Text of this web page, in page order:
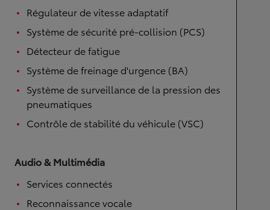
Régulateur de vitesse adaptatif
Système de sécurité pré-collision (PCS)
Détecteur de fatigue
Système de freinage d'urgence (BA)
Système de surveillance de la pression des
pneumatiques
Contrôle de stabilité du véhicule (VSC)
Audio & Multimédia
Services connectés
Reconnaissance vocale